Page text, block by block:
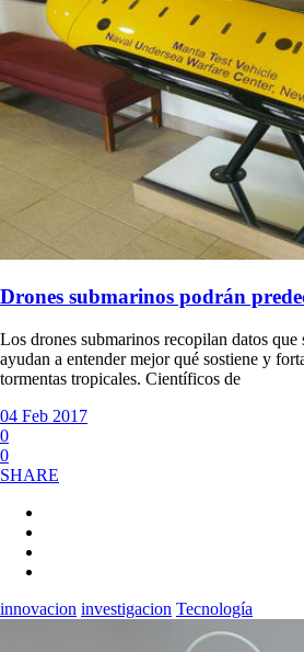
Drones submarinos podrán
Los drones submarinos recopilan datos
ayudan a entender mejor qué sostiene y
tormentas tropicales. Científicos de
04 Feb 2017
0
0
SHARE
innovacion investigacion Tecnología